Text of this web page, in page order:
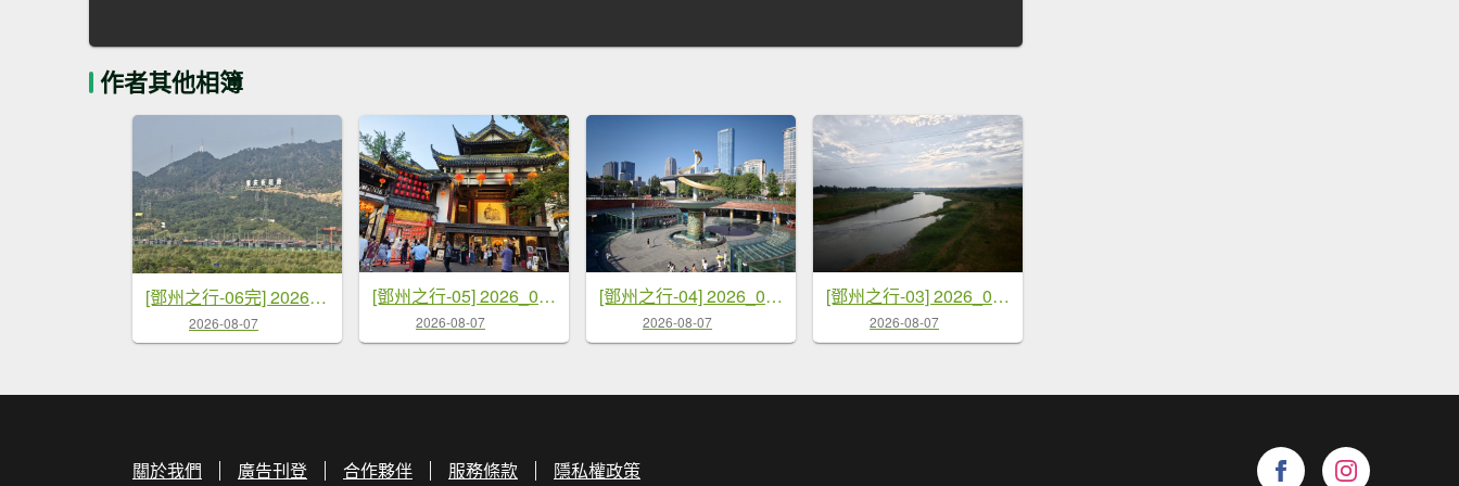
作者其他相簿
[鄧州之行-06完] 2026_0720 成都-深圳-桃園
2026-08-07
[鄧州之行-05] 2026_0719 成都-錦里
2026-08-07
[鄧州之行-04] 2026_0719 成都-天府廣場
2026-08-07
[鄧州之行-03] 2026_0717 湍河
2026-08-07
關於我們 廣告刊登 合作夥伴 服務條款 隱私權政策